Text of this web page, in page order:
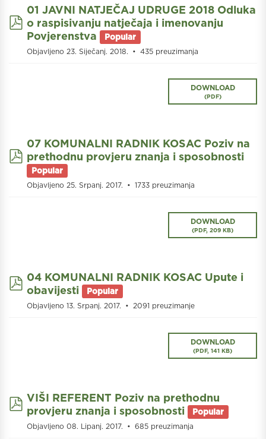
pdf
01 JAVNI NATJEČAJ UDRUGE 2018 Odluka
o raspisivanju natječaja i imenovanju
Povjerenstva
Popular
Objavljeno 23. Siječanj. 2018. 435 preuzimanja
DOWNLOAD
(PDF)
pdf
07 KOMUNALNI RADNIK KOSAC Poziv na
prethodnu provjeru znanja i sposobnosti
Popular
Objavljeno 25. Srpanj. 2017. 1733 preuzimanja
DOWNLOAD
(PDF, 209 KB)
pdf
04 KOMUNALNI RADNIK KOSAC Upute i
obavijesti
Popular
Objavljeno 13. Srpanj. 2017. 2091 preuzimanje
DOWNLOAD
(PDF, 141 KB)
pdf
VIŠI REFERENT Poziv na prethodnu
provjeru znanja i sposobnosti
Popular
Objavljeno 08. Lipanj. 2017. 685 preuzimanja